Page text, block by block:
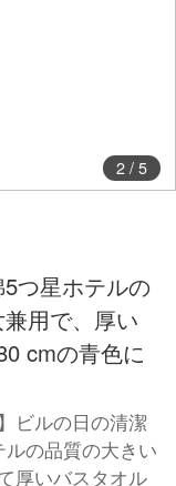
2/ 5
つ星ホテルの
用で、厚い
cmの青色に
ビルの日の清潔
の品質の大きい
厚いバスタオル